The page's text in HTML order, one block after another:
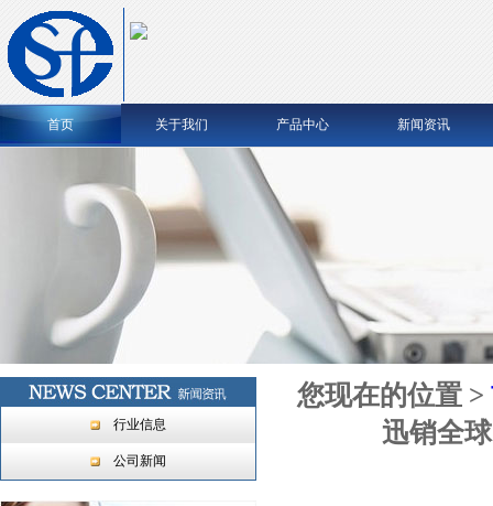
首页 关于我们 产品中心 新闻资讯
行业信息
公司新闻
您现在的位置 >
迅销全